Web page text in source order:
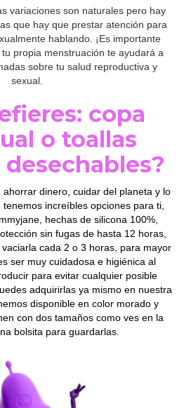
variaciones son naturales pero hay
que hay que prestar atención para
hablando. ¡Es importante
propia menstruación te ayudará a
sobre tu salud reproductiva y
sexual.
copa
o toallas
dinero, cuidar del planeta y lo
increíbles opciones para ti,
hechas de silicona 100%,
sin fugas de hasta 12 horas,
cada 2 o 3 horas, para mayor
ser muy cuidadosa e higiénica al
para evitar cualquier posible
adquirirlas ya mismo en nuestra
disponible en color morado y
con dos tamaños como ves en la
bolsita para guardarlas.